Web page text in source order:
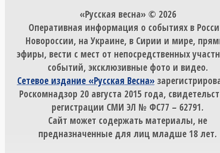
«Русская весна» © 2026
Оперативная информация о событиях в
Новороссии, на Украине, в Сирии и мире,
эфиры, вести с мест от непосредственных
событий, эксклюзивные фото и видео.
Сетевое издание «Русская Весна»
Роскомнадзор 20 августа 2015 года,
регистрации СМИ ЭЛ № ФС77 – 62791.
Сайт может содержать материалы, не
предназначенные для лиц младше 18 лет.